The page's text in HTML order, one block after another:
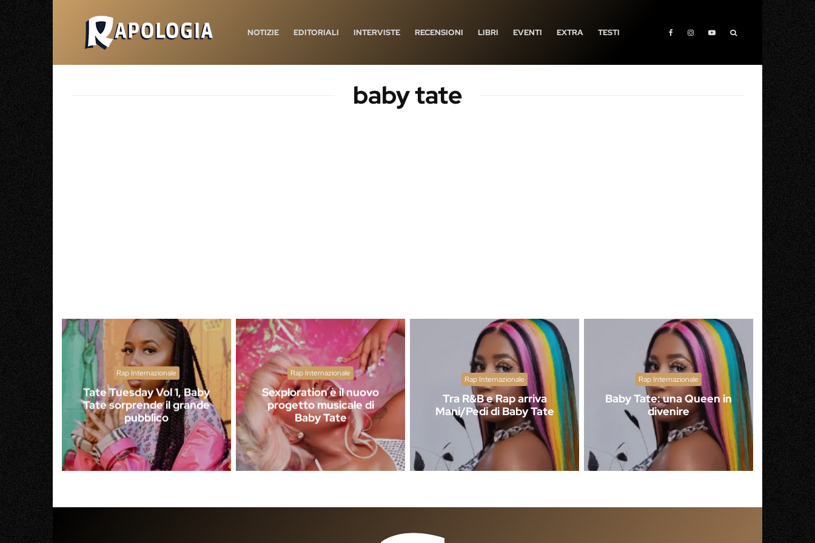
NOTIZIE EDITORIALI INTERVISTE RECENSIONI LIBRI EVENTI EXTRA TESTI
baby tate
Rap Internazionale
Tate Tuesday Vol 1, Baby
Tate sorprende il grande
pubblico
Rap Internazionale
Sexploration è il nuovo
progetto musicale di
Baby Tate
Rap Internazionale
Tra R&B e Rap arriva
Mani/Pedi di Baby Tate
Rap Internazionale
Baby Tate: una Queen in
divenire